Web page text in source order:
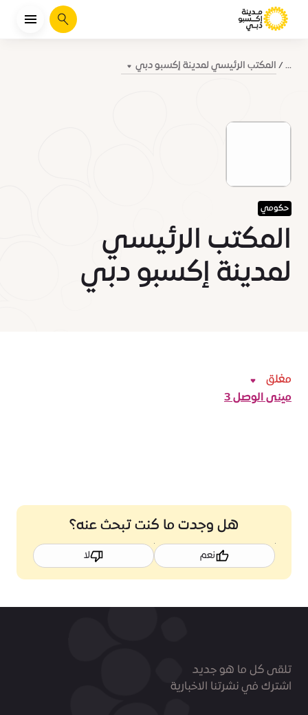
يبحث
... المكتب الرئيسي لمدينة إكسبو دبي
حكومي
المكتب الرئيسي
لمدينة إكسبو دبي
مغلق
مينى الوصل 3
هل وجدت ما كنت تبحث عنه؟
نعم لا
تلقى كل ما هو جديد
اشترك في نشرتنا الاخبارية